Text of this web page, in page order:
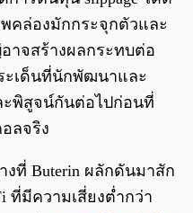
คล่องมักกระจุกตัวและ
าจสร้างผลกระทบต่อ
ะเด็นที่นักพัฒนาและ
ะพิสูจน์กันต่อไปก่อนที่
ลจริง
ที่ Buterin ผลักดันมาสัก
ที่มีความเสี่ยงต่ำกว่า